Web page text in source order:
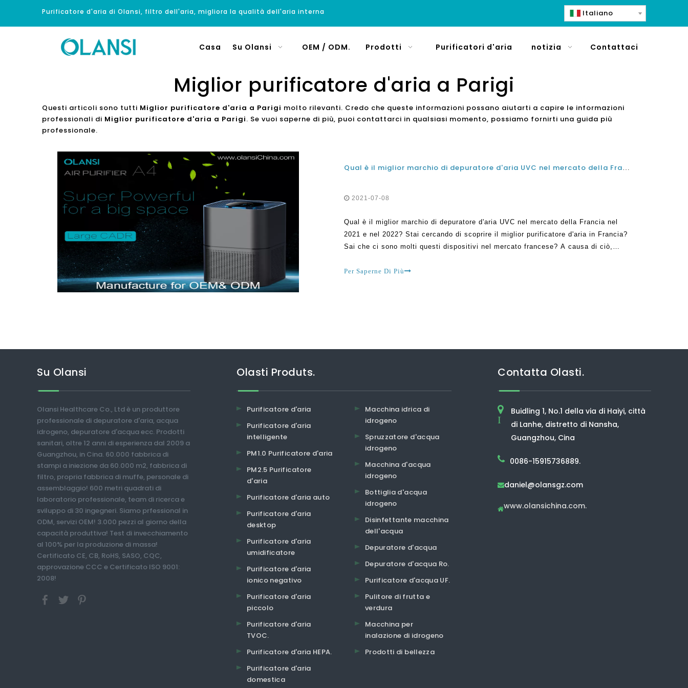
Purificatore d'aria di Olansi, filtro dell'aria, migliora la qualità dell'aria interna Italiano
Casa Su Olansi OEM / ODM. Prodotti Purificatori d'aria notizia Contattaci
Miglior purificatore d'aria a Parigi
Questi articoli sono tutti Miglior purificatore d'aria a Parigi molto rilevanti. Credo che queste informazioni possano aiutarti a capire le informazioni
professionali di Miglior purificatore d'aria a Parigi. Se vuoi saperne di più, puoi contattarci in qualsiasi momento, possiamo fornirti una guida più
professionale.
Qual è il miglior marchio di depuratore d'aria UVC nel mercato della Francia nel 2021 e nel 2022?
2021-07-08
Qual è il miglior marchio di depuratore d'aria UVC nel mercato della Francia nel
2021 e nel 2022? Stai cercando di scoprire il miglior purificatore d'aria in Francia?
Sai che ci sono molti questi dispositivi nel mercato francese? A causa di ciò,
Per Saperne Di Più
Su Olansi
Olansi Healthcare Co., Ltd è un produttore
professionale di depuratore d'aria, acqua
idrogeno, depuratore d'acqua ecc. Prodotti
sanitari, oltre 12 anni di esperienza dal 2009 a
Guangzhou, in Cina. 60.000 fabbrica di
stampi a iniezione da 60.000 m2, fabbrica di
filtro, propria fabbrica di muffe, personale di
assemblaggio! 600 metri quadrati di
laboratorio professionale, team di ricerca e
sviluppo di 30 ingegneri. Siamo prfessional in
ODM, servizi OEM! 3.000 pezzi al giorno della
capacità produttiva! Test di invecchiamento
al 100% per la produzione di massa!
Certificato CE, CB, RoHS, SASO, CQC,
approvazione CCC e Certificato ISO 9001:
2008!
Olasti Produts.
Purificatore d'aria
Purificatore d'aria
intelligente
PM1.0 Purificatore d'aria
PM2.5 Purificatore
d'aria
Purificatore d'aria auto
Purificatore d'aria
desktop
Purificatore d'aria
umidificatore
Purificatore d'aria
ionico negativo
Purificatore d'aria
piccolo
Purificatore d'aria
TVOC.
Purificatore d'aria HEPA.
Purificatore d'aria
domestica
Macchina idrica di
idrogeno
Spruzzatore d'acqua
idrogeno
Macchina d'acqua
idrogeno
Bottiglia d'acqua
idrogeno
Disinfettante macchina
dell'acqua
Depuratore d'acqua
Depuratore d'acqua Ro.
Purificatore d'acqua UF.
Pulitore di frutta e
verdura
Macchina per
inalazione di idrogeno
Prodotti di bellezza
Contatta Olasti.
I
Buidling 1, No.1 della via di Haiyi, città
di Lanhe, distretto di Nansha,
Guangzhou, Cina
0086-15915736889.
daniel@olansgz.com
www.olansichina.com.